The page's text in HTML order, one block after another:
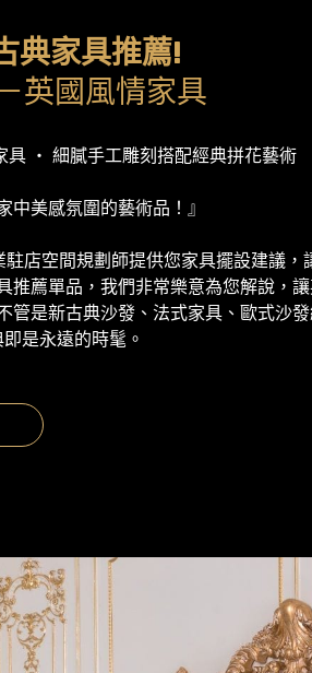
典家具推薦!
英國風情家具
‧ 細膩手工雕刻搭配經典拼花藝術
中美感氛圍的藝術品！』
店空間規劃師提供您家具擺設建議，
推薦單品，我們非常樂意為您解說，
是新古典沙發、法式家具、歐式沙
是永遠的時髦。